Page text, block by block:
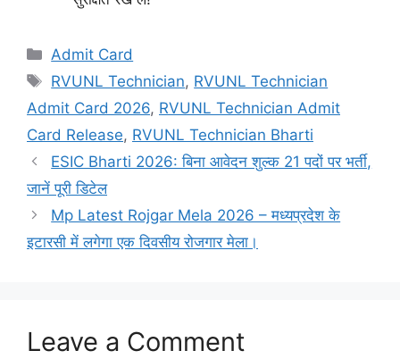
Categories
Admit Card
Tags
RVUNL Technician, RVUNL Technician
Admit Card 2026, RVUNL Technician Admit
Card Release, RVUNL Technician Bharti
ESIC Bharti 2026: बिना आवेदन शुल्क 21 पदों पर भर्ती,
जानें पूरी डिटेल
Mp Latest Rojgar Mela 2026 – मध्यप्रदेश के
इटारसी में लगेगा एक दिवसीय रोजगार मेला।
Leave a Comment